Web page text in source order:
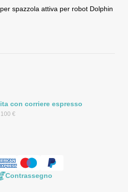
spazzola attiva per robot Dolphin
con corriere espresso
€
Contrassegno